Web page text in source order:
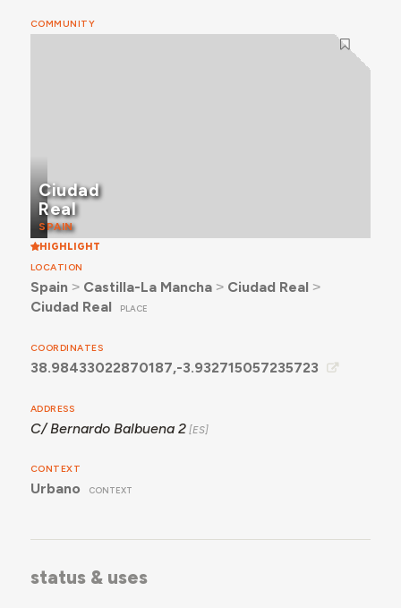
COMMUNITY
Ciudad
Real
SPAIN
HIGHLIGHT
LOCATION
Spain ˃ Castilla-La Mancha˃ Ciudad Real ˃
Ciudad Real
PLACE
COORDINATES
38.98433022870187,-3.932715057235723
ADDRESS
C/ Bernardo Balbuena 2
CONTEXT
Urbano CONTEXT
status & uses